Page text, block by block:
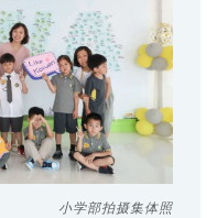
小学部拍摄集体照